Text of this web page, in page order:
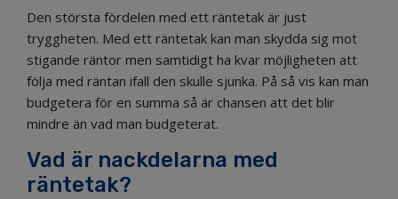
Den största fördelen med ett räntetak är just
tryggheten. Med ett räntetak kan man skydda sig mot
stigande räntor men samtidigt ha kvar möjligheten att
följa med räntan ifall den skulle sjunka. På så vis kan man
budgetera för en summa så är chansen att det blir
mindre än vad man budgeterat.
Vad är nackdelarna med
räntetak?